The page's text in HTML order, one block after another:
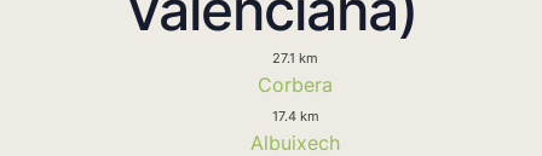
27.1 km
Corbera
17.4 km
Albuixech